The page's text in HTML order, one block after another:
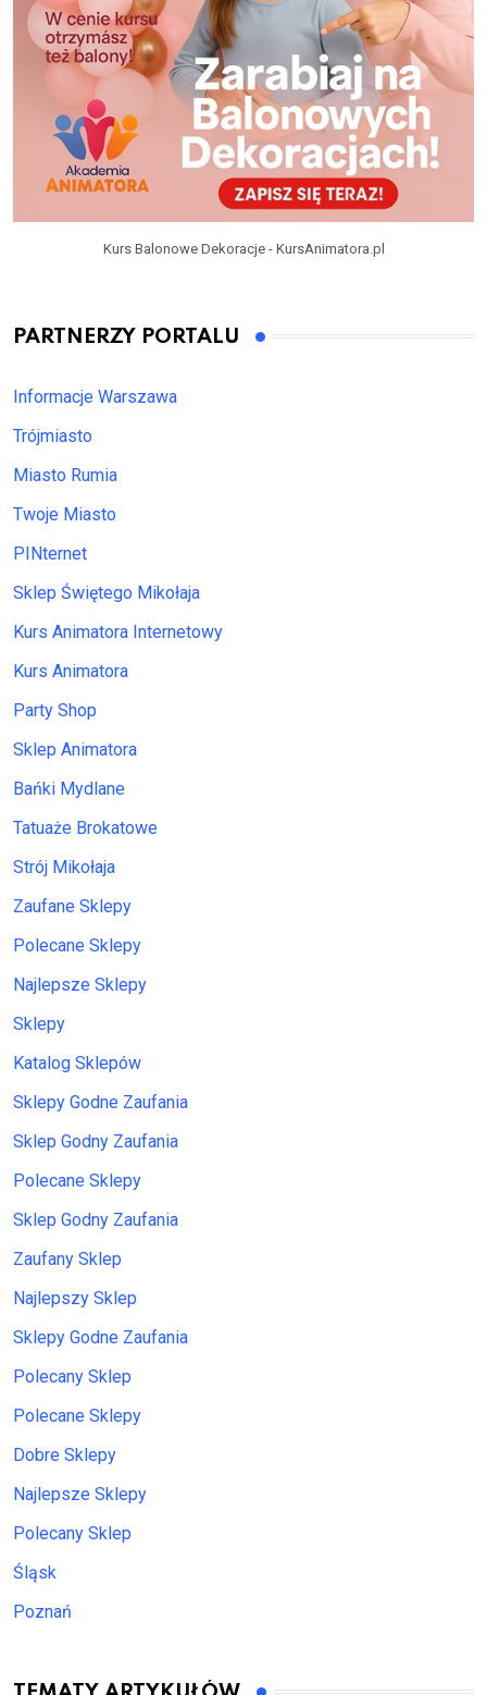
Kurs Balonowe Dekoracje - KursAnimatora.pl
PARTNERZY PORTALU
Informacje Warszawa
Trójmiasto
Miasto Rumia
Twoje Miasto
PINternet
Sklep Świętego Mikołaja
Kurs Animatora Internetowy
Kurs Animatora
Party Shop
Sklep Animatora
Bańki Mydlane
Tatuaże Brokatowe
Strój Mikołaja
Zaufane Sklepy
Polecane Sklepy
Najlepsze Sklepy
Sklepy
Katalog Sklepów
Sklepy Godne Zaufania
Sklep Godny Zaufania
Polecane Sklepy
Sklep Godny Zaufania
Zaufany Sklep
Najlepszy Sklep
Sklepy Godne Zaufania
Polecany Sklep
Polecane Sklepy
Dobre Sklepy
Najlepsze Sklepy
Polecany Sklep
Śląsk
Poznań